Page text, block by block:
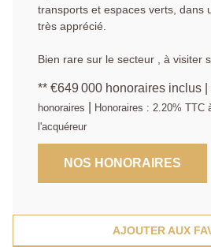
transports et espaces verts, dans
très apprécié.
Bien rare sur le secteur , à visiter
** €649 000 honoraires inclus
honoraires
Honoraires : 2.20% TTC
l'acquéreur
NOS HONORAIRES
AJOUTER AUX